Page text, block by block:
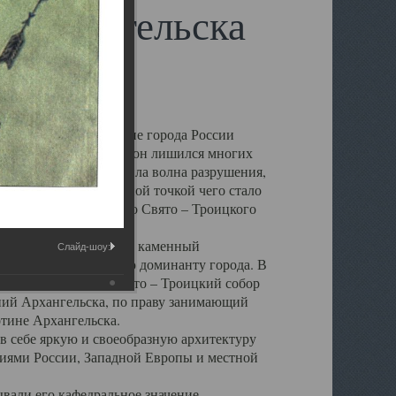
другие губернские города России
результате которых он лишился многих
ударила волна разрушения,
–х годов. Отправной точкой чего стало
кафедрального Свято – Троицкого
величественный каменный
и градостроительную доминанту города. В
до разрушения Свято – Троицкий собор
Архангельска, по праву занимающий
Архангельска.
яркую и своеобразную архитектуру
России, Западной Европы и местной
Слайд-шоу: